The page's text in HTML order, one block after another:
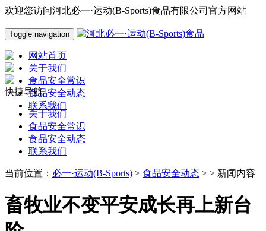
欢迎您访问河北必一·运动(B-Sports)食品有限公司官方网站
Toggle navigation
网站首页
关于我们
食品安全常识
食品安全动态
联系我们
快捷导航
关于我们
食品安全常识
食品安全动态
联系我们
当前位置： 必一·运动(B-Sports) > 食品安全动态 > > 新闻内容
畜牧业不变平安成长再上新台